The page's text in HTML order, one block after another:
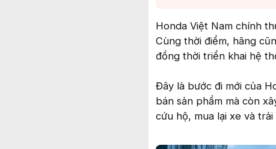
Honda Việt Nam chính
Cùng thời điểm, hãng
đồng thời triển khai hệ
Đây là bước đi mới của
bán sản phẩm mà còn
cứu hộ, mua lại xe và